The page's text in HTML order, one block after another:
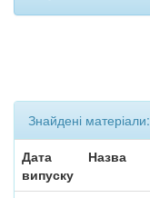
Знайдені матеріали:
Дата
випуску
Назва